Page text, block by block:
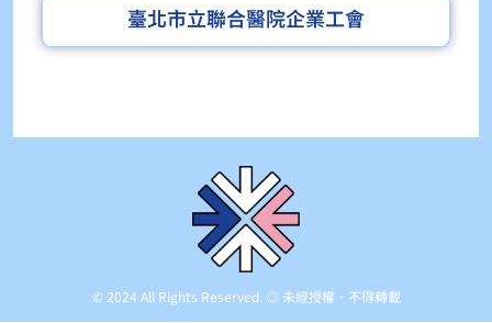
臺北市立聯合醫院企業工會
© 2024 All Rights Reserved. ◎ 未經授權．不得轉載